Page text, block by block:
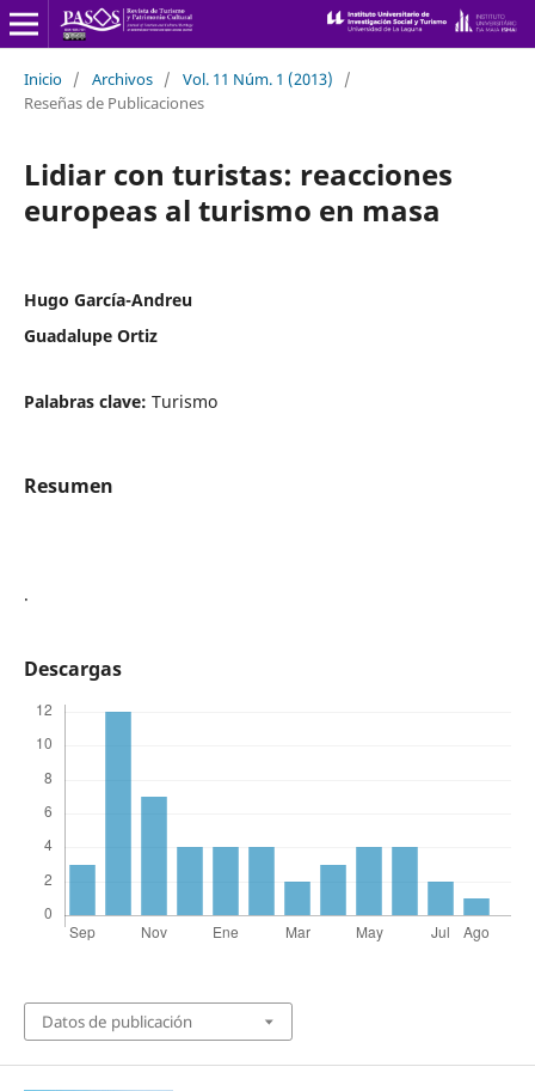
Inicio / Archivos / Vol. 11 Núm. 1 (2013)
/
Reseñas de Publicaciones
Lidiar con turistas: reacciones
europeas al turismo en masa
Hugo García-Andreu
Guadalupe Ortiz
Palabras clave: Turismo
Resumen
.
Descargas
Datos de publicación